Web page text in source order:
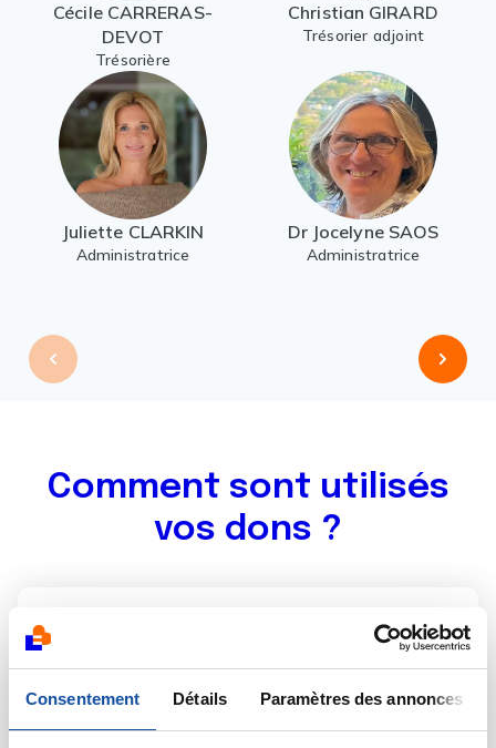
Consentement Détails Paramètres des annonces
Cécile CARRERAS-
DEVOT
Trésorière
Christian GIRARD
Trésorier adjoint
Juliette CLARKIN
Administratrice
Dr Jocelyne SAOS
Administratrice
Comment sont utilisés
vos dons ?